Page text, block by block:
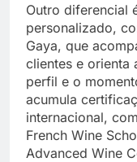
Outro diferencial
personalizado,
Gaya, que
clientes e orienta
perfil e o
acumula
internacional,
French Wine
Advanced Wine